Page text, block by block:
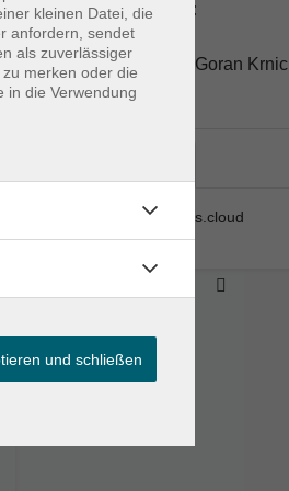
Dozent*in:
Goran Krnic
VHS; vhs.cloud
kleinen Datei, die
anfordern, sendet
als zuverlässiger
merken oder die
in die Verwendung
und schließen